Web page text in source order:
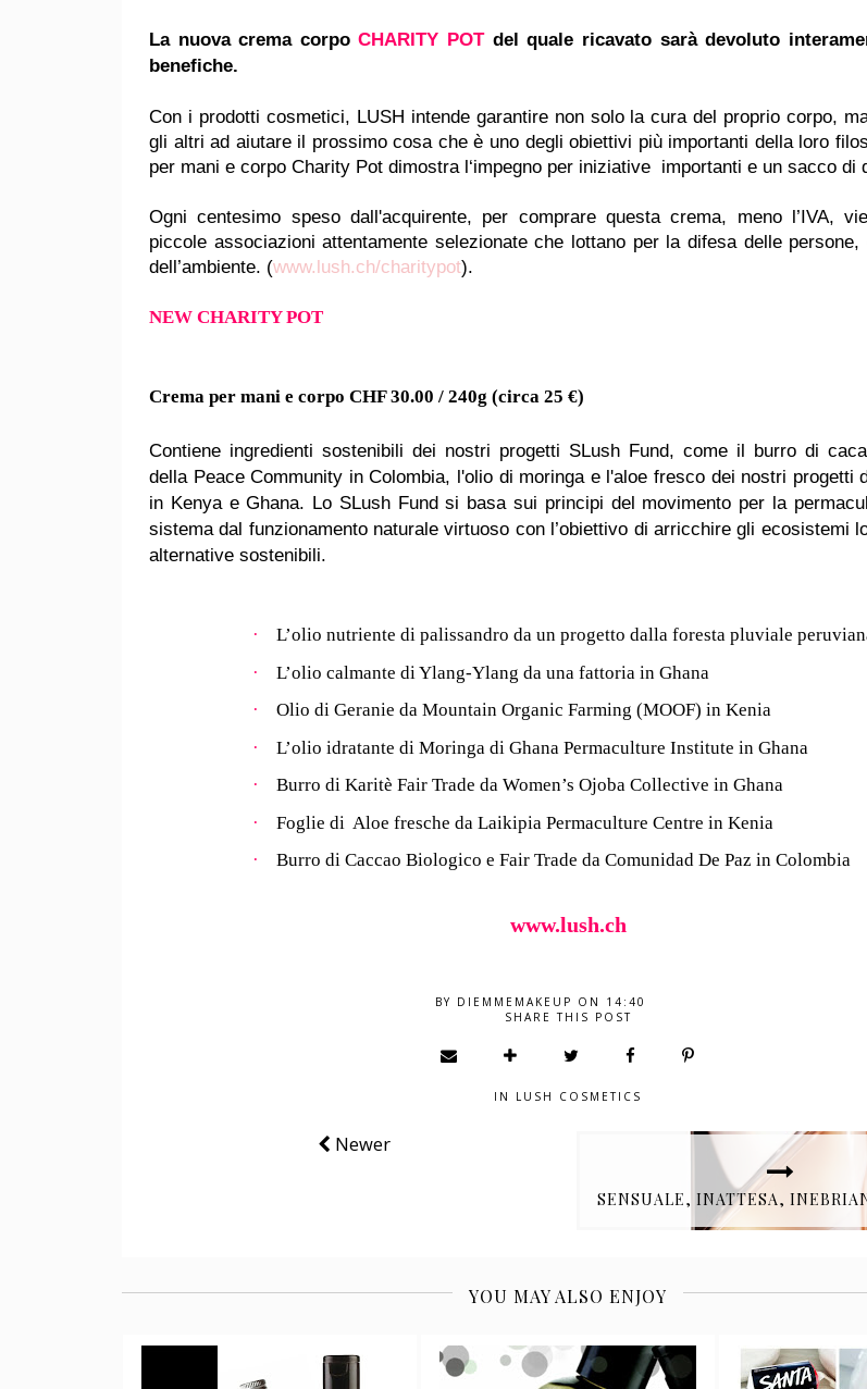
La nuova crema corpoCHARITY POT del quale ricavato sarà devoluto
benefiche.
Con i prodotti cosmetici, LUSH intende garantire non solo la cura del proprio corpo,
gli altri ad aiutare il prossimo cosa che è uno degli obiettivi più importanti della loro
per mani e corpo Charity Pot dimostra l‘impegno per iniziative importanti e un sacco di
Ogni centesimo speso dall'acquirente, per comprare questa crema, meno l’IVA,
piccole associazioni attentamente selezionate che lottano per la difesa delle
dell’ambiente. (www.lush.ch/charitypot).
NEW CHARITY POT
Crema per mani e corpo CHF 30.00 / 240g (circa 25 €)
Contiene ingredienti sostenibili dei nostri progetti SLush Fund, come il burro di
della Peace Community in Colombia, l'olio di moringa e l'aloe fresco dei nostri progetti
in Kenya e Ghana. Lo SLush Fund si basa sui principi del movimento per la
sistema dal funzionamento naturale virtuoso con l’obiettivo di arricchire gli ecosistemi
alternative sostenibili.
·
L’olio nutriente di palissandro da un progetto dalla foresta pluviale
·
L’olio calmante di Ylang-Ylang da una fattoria in Ghana
·
Olio di Geranie da Mountain Organic Farming (MOOF) in Kenia
·
L’olio idratante di Moringa di Ghana Permaculture Institute in Ghana
·
Burro di Karitè Fair Trade da Women’s Ojoba Collective in Ghana
·
Foglie di Aloe fresche da Laikipia Permaculture Centre in Kenia
·
Burro di Caccao Biologico e Fair Trade da Comunidad De Paz in Colombia
www.lush.ch
BY DIEMMEMAKEUP ON 14:40
SHARE THIS POST
IN LUSH COSMETICS
Newer
YOU MAY ALSO ENJOY